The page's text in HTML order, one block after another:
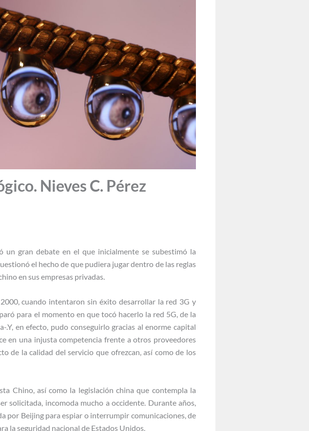
Nieves C. Pérez
un gran debate en el que inicialmente se subestimó la
el hecho de que pudiera jugar dentro de las reglas
en sus empresas privadas.
cuando intentaron sin éxito desarrollar la red 3G y
para el momento en que tocó hacerlo la red 5G, de la
en efecto, pudo conseguirlo gracias al enorme capital
en una injusta competencia frente a otros proveedores
de la calidad del servicio que ofrezcan, así como de los
Chino, así como la legislación china que contempla la
solicitada, incomoda mucho a occidente. Durante años,
por Beijing para espiar o interrumpir comunicaciones, de
la seguridad nacional de Estados Unidos.